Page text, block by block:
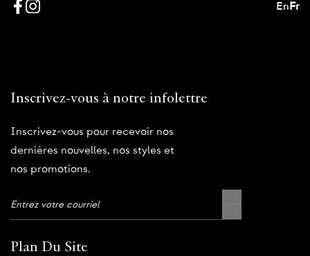
En Fr
Inscrivez-vous à notre infolettre
Inscrivez-vous pour recevoir nos
dernières nouvelles, nos styles et
nos promotions.
Plan Du Site